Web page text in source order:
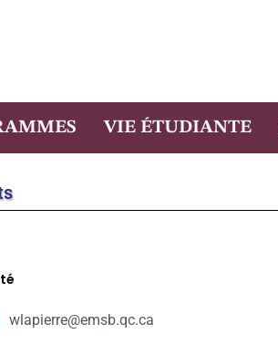
VIE ÉTUDIANTE
wlapierre@emsb.qc.ca